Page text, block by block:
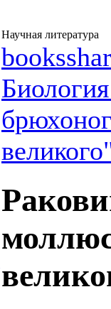
Научная литература